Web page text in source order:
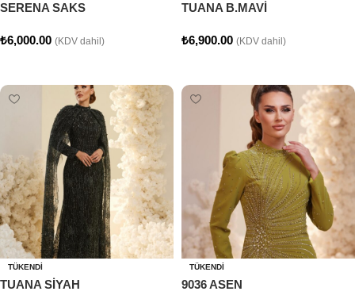
SERENA SAKS
₺6,000.00 (KDV dahil)
TUANA B.MAVİ
₺6,900.00 (KDV dahil)
TÜKENDI
TUANA SİYAH
TÜKENDI
9036 ASEN